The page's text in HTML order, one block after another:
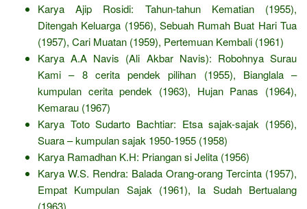
Karya Ajip Rosidi: Tahun-tahun Kematian (1955),
Ditengah Keluarga (1956), Sebuah Rumah Buat Hari Tua
(1957), Cari Muatan (1959), Pertemuan Kembali (1961)
Karya A.A Navis (Ali Akbar Navis): Robohnya Surau
Kami – 8 cerita pendek pilihan (1955), Bianglala –
kumpulan cerita pendek (1963), Hujan Panas (1964),
Kemarau (1967)
Karya Toto Sudarto Bachtiar: Etsa sajak-sajak (1956),
Suara – kumpulan sajak 1950-1955 (1958)
Karya Ramadhan K.H: Priangan si Jelita (1956)
Karya W.S. Rendra: Balada Orang-orang Tercinta (1957),
Empat Kumpulan Sajak (1961), Ia Sudah Bertualang
(1963)